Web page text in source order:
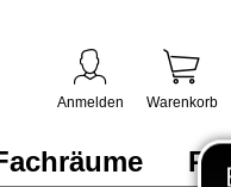
Anmelden Warenkorb